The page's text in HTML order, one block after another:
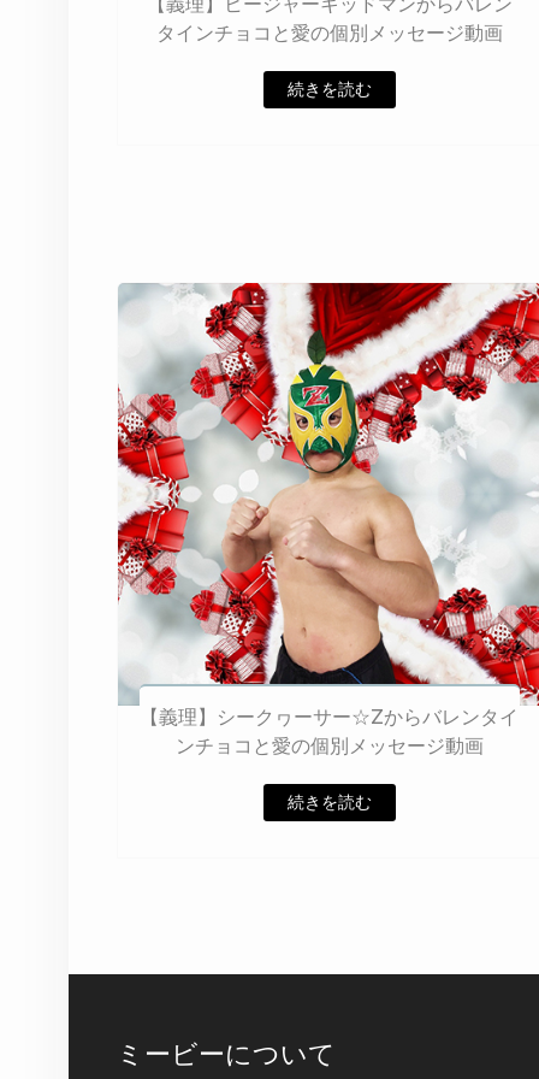
タインチョコと愛の個別メッセージ動画
続きを読む
【義理】シークヮーサー☆Zからバレンタイ
ンチョコと愛の個別メッセージ動画
続きを読む
ミービーについて